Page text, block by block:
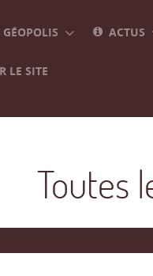
GÉOPOLIS ACTUS
LE SITE
Toutes